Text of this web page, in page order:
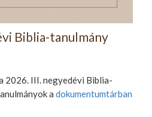
Biblia-tanulmány
2026. III. negyedévi Biblia-
adokumentumtárban